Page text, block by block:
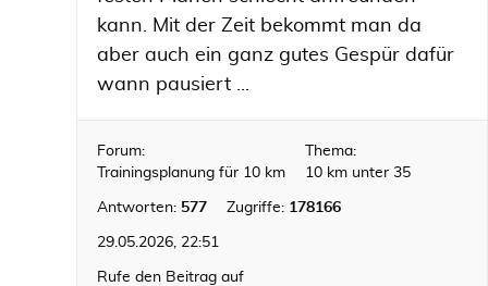
kann. Mit der Zeit bekommt man da
aber auch ein ganz gutes Gespür dafür
wann pausiert ...
Forum:
Trainingsplanung für 10 km
Thema:
10 km unter 35
Antworten: 577 Zugriffe: 178166
29.05.2026, 22:51
Rufe den Beitrag auf